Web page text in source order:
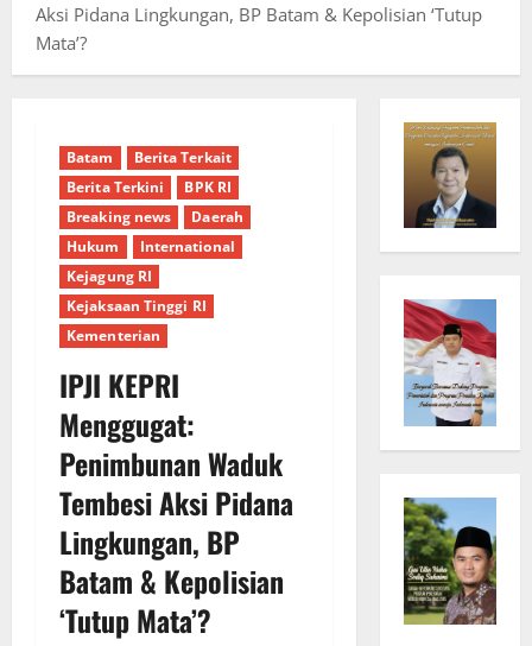
Aksi Pidana Lingkungan, BP Batam & Kepolisian ‘Tutup
Mata’?
Batam
Berita Terkait
Berita Terkini
BPK RI
Breaking news
Daerah
Hukum
International
Kejagung RI
Kejaksaan Tinggi RI
Kementerian
IPJI KEPRI
Menggugat:
Penimbunan Waduk
Tembesi Aksi Pidana
Lingkungan, BP
Batam & Kepolisian
‘Tutup Mata’?